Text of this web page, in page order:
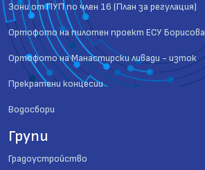
Зони от ПУП по член 16 (План за регулация)
Ортофото на пилотен проект ЕСУ Борисова
Ортофото на Манастирски ливади - изток
Прекратени концесии
Водосбори
Групи
Градоустройство